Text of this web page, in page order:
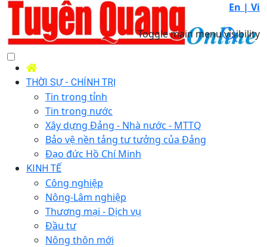
En | Vi
Toggle main menu visibility
THỜI SỰ - CHÍNH TRỊ
Tin trong tỉnh
Tin trong nước
Xây dựng Đảng - Nhà nước - MTTQ
Bảo vệ nền tảng tư tưởng của Đảng
Đạo đức Hồ Chí Minh
KINH TẾ
Công nghiệp
Nông-Lâm nghiệp
Thương mại - Dịch vụ
Đầu tư
Nông thôn mới